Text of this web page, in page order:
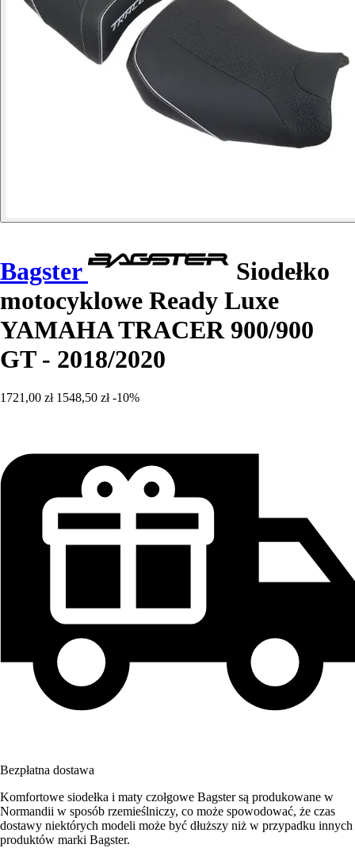
Bagster
Siodełko
motocyklowe Ready Luxe
YAMAHA TRACER 900/900
GT - 2018/2020
1721,00 zł 1548,50 zł -10%
Bezpłatna dostawa
Komfortowe siodełka i maty czołgowe Bagster są produkowane w
Normandii w sposób rzemieślniczy, co może spowodować, że czas
dostawy niektórych modeli może być dłuższy niż w przypadku innych
produktów marki Bagster.